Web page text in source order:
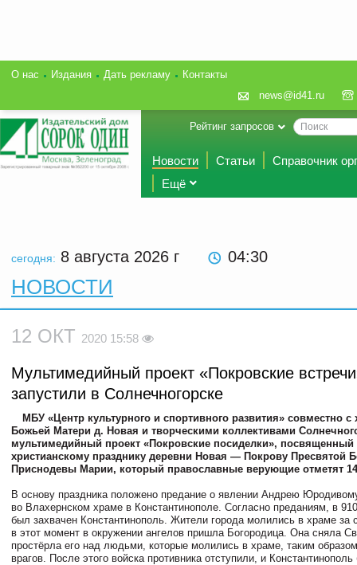
О нас Издания Дать рекламу
Контакты
news@id41.ru
Рейтинг запросов
Новости Статьи
Справочник
Ещё
сегодня: 8 августа 2026 г 04:30
НОВОСТИ
12 ОКТ 2020 15:58
Мультимедийный проект «Покровские
запустили в Солнечногорске
МБУ «Центр культурного и спортивного развития» совместно
Божьей Матери д. Новая и творческими коллективами
мультимедийный проект «Покровские посиделки», посвященный
христианскому празднику деревни Новая — Покрову Пресвятой
Приснодевы Марии, который православные верующие отметят
В основу праздника положено предание о явлении Андрею
во Влахернском храме в Константинополе. Согласно преданиям, в
был захвачен Константинополь. Жители города молились в храме за
в этот момент в окружении ангелов пришла Богородица. Она сняла
простёрла его над людьми, которые молились в храме, таким
врагов. После этого войска противника отступили, и